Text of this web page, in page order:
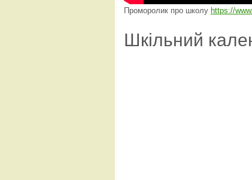
Проморолик про школу https://
Шкільний